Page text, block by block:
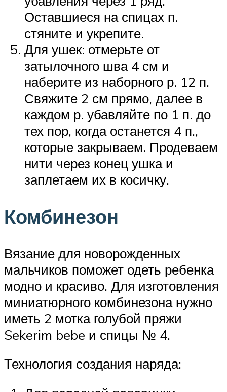
Оставшиеся на спицах п.
стяните и укрепите.
Для ушек: отмерьте от
затылочного шва 4 см и
наберите из наборного р. 12 п.
Свяжите 2 см прямо, далее в
каждом р. убавляйте по 1 п. до
тех пор, когда останется 4 п.,
которые закрываем. Продеваем
нити через конец ушка и
заплетаем их в косичку.
Комбинезон
Вязание для новорожденных
мальчиков поможет одеть ребенка
модно и красиво. Для изготовления
миниатюрного комбинезона нужно
иметь 2 мотка голубой пряжи
Sekerim bebe и спицы № 4.
Технология создания наряда: